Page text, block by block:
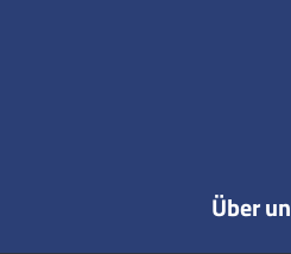
Über